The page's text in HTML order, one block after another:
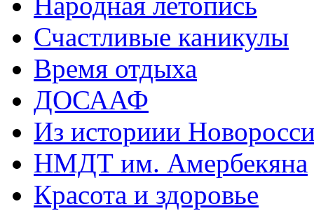
Счастливые каникулы
Время отдыха
ДОСААФ
Из историии
НМДТ им. Амербекяна
Красота и здоровье